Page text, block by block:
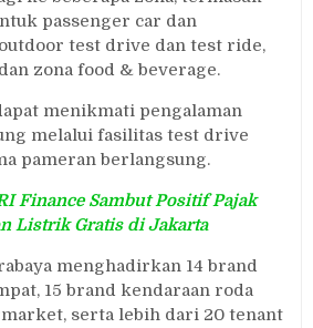
passenger car dan
test drive dan test ride,
zona food & beverage.
menikmati pengalaman
melalui fasilitas test drive
pameran berlangsung.
Finance Sambut Positif Pajak
Listrik Gratis di Jakarta
menghadirkan 14 brand
15 brand kendaraan roda
serta lebih dari 20 tenant